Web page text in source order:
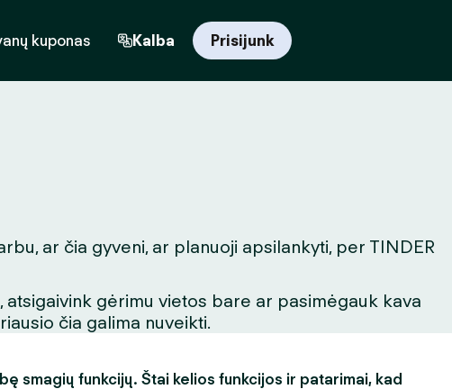
kuponas Kalba Prisijunk
ar čia gyveni, ar planuoji apsilankyti, per TINDER
gėrimu vietos bare ar pasimėgauk kava
čia galima nuveikti.
smagių funkcijų. Štai kelios funkcijos ir patarimai, kad